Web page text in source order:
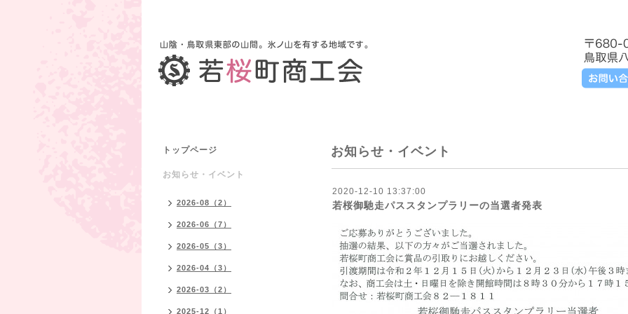
お知らせ・イベント
2020-12-10 13:37:00
若桜御馳走パススタンプラリーの当選者発表
トップページ
お知らせ・イベント
2026-08（2）
2026-06（7）
2026-05（3）
2026-04（3）
2026-03（2）
2025-12（1）